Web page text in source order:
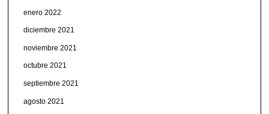
enero 2022
diciembre 2021
noviembre 2021
octubre 2021
septiembre 2021
agosto 2021